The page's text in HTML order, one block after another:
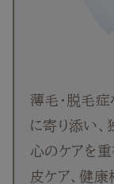
薄毛・脱毛
に寄り添い、
心のケアを
皮ケア、健康